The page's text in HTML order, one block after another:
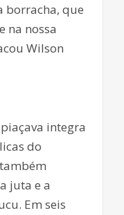
borracha, que
na nossa
Wilson
integra
do
juta e a
Em seis